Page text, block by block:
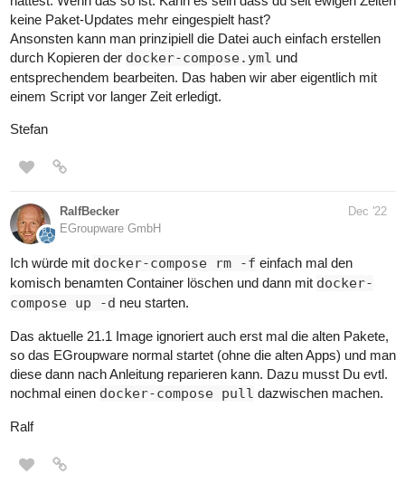
keine Paket-Updates mehr eingespielt hast?
Ansonsten kann man prinzipiell die Datei auch einfach erstellen
durch Kopieren der docker-compose.yml und
entsprechendem bearbeiten. Das haben wir aber eigentlich mit
einem Script vor langer Zeit erledigt.
Stefan
RalfBecker
EGroupware GmbH
Dec '22
Ich würde mit docker-compose rm -f einfach mal den
komisch benamten Container löschen und dann mit docker-
compose up -d neu starten.
Das aktuelle 21.1 Image ignoriert auch erst mal die alten Pakete,
so das EGroupware normal startet (ohne die alten Apps) und man
diese dann nach Anleitung reparieren kann. Dazu musst Du evtl.
nochmal einen docker-compose pull dazwischen machen.
Ralf